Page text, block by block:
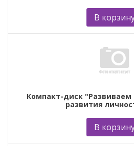
В
Компакт-диск
развития
В